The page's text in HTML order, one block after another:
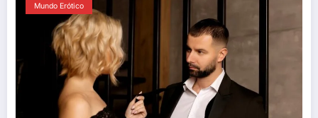
Mundo Erótico